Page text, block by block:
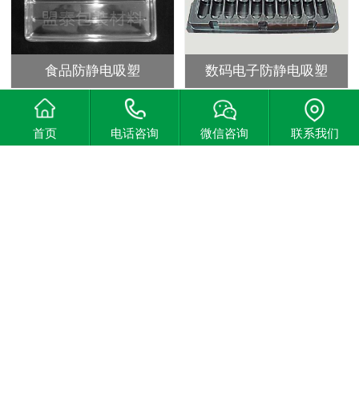
食品防静电吸塑 数码电子防静电吸塑
首页 电话咨询 微信咨询 联系我们